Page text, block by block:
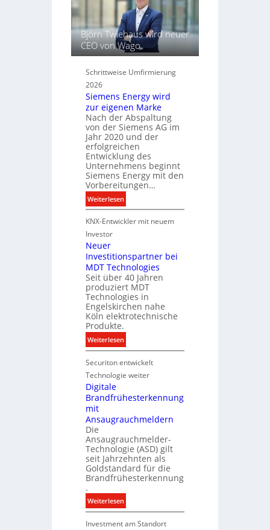
t
c
h
t
n
B
e
l
e
u
c
h
t
u
n
g
s
t
e
c
h
n
i
k
s
s
e
f
r
d
i
g
i
t
a
l
e
P
r
o
d
u
k
t
d
a
t
e
n
Björn Twiehaus wird neuer
CEO von Wago
Schrittweise Umfirmierung
2026
Siemens Energy wird
zur eigenen Marke
Nach der Abspaltung
von der Siemens AG im
Jahr 2020 und der
erfolgreichen
Entwicklung des
Unternehmens beginnt
Siemens Energy mit den
Vorbereitungen…
Weiterlesen:
S
i
e
n
s
E
n
e
y
d
u
e
i
g
e
e
n
KNX-Entwickler mit neuem
Investor
Neuer
Investitionspartner bei
MDT Technologies
Seit über 40 Jahren
produziert MDT
Technologies in
Engelskirchen nahe
Köln elektrotechnische
Produkte.
Weiterlesen:
N
e
u
r
n
e
s
t
i
i
o
n
Securiton entwickelt
Technologie weiter
Digitale
Brandfrühesterkennung
mit
Ansaugrauchmeldern
Die
Ansaugrauchmelder-
Technologie (ASD) gilt
seit Jahrzehnten als
Goldstandard für die
Brandfrühesterkennung
.
Weiterlesen:
D
i
Investment am Standort